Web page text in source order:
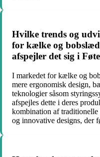
Hvilke trends og
for kælke og
afspejler det sig i
I markedet for kælke og
mere ergonomisk design,
teknologier såsom
afspejles dette i deres
kombination af traditionelle
og innovative designs, der